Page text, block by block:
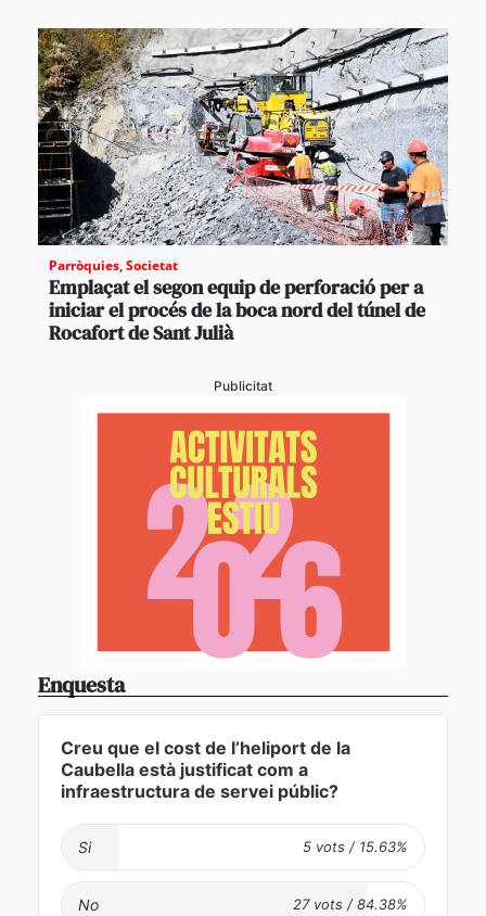
Parròquies,Societat
Emplaçat el segon equip de perforació per a
iniciar el procés de la boca nord del túnel de
Rocafort de Sant Julià
Publicitat
Enquesta
Creu que el cost de l’heliport de la
Caubella està justificat com a
infraestructura de servei públic?
Si
No